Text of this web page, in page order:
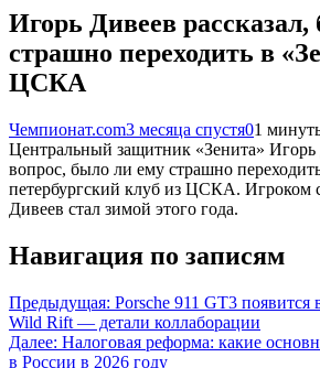
Игорь Дивеев
страшно переходить в
ЦСКА
Чемпионат.com3 месяца спустя01
Центральный защитник «Зенита» Игорь
вопрос, было ли ему страшно
петербургский клуб из ЦСКА. Игроком
Дивеев стал зимой этого года.
Навигация по записям
Предыдущая: Porsche 911 GT3 появится
Wild Rift — детали коллаборации
Далее: Налоговая реформа: какие
в России в 2026 году